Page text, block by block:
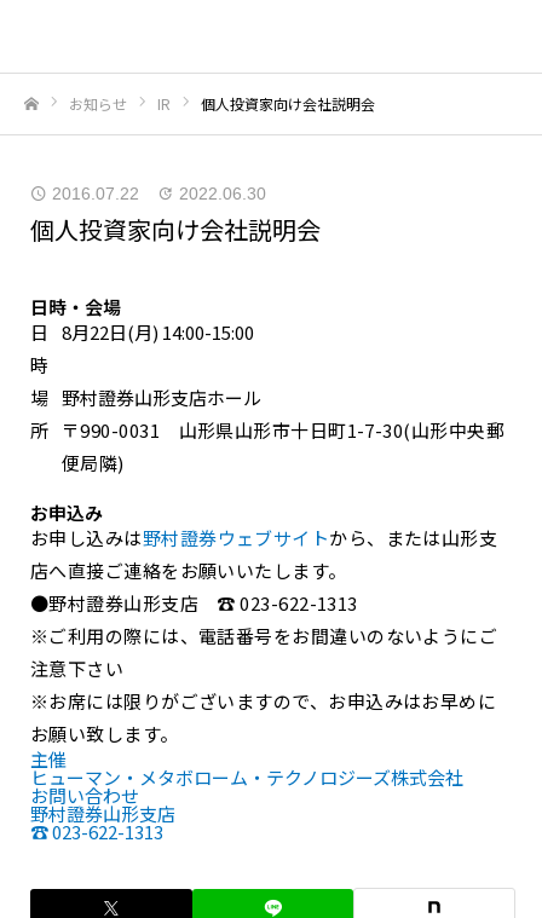
お知らせ IR 個人投資家向け会社説明会
2016.07.22 2022.06.30
個人投資家向け会社説明会
日時・会場
日
時
8月22日(月) 14:00-15:00
場
所
野村證券山形支店ホール
〒990-0031 山形県山形市十日町1-7-30(山形中央郵
便局隣)
お申込み
お申し込みは野村證券ウェブサイトから、または山形支
店へ直接ご連絡をお願いいたします。
●野村證券山形支店 ☎ 023-622-1313
※ご利用の際には、電話番号をお間違いのないようにご
注意下さい
※お席には限りがございますので、お申込みはお早めに
お願い致します。
主催
ヒューマン・メタボローム・テクノロジーズ株式会社
お問い合わせ
野村證券山形支店
☎ 023-622-1313